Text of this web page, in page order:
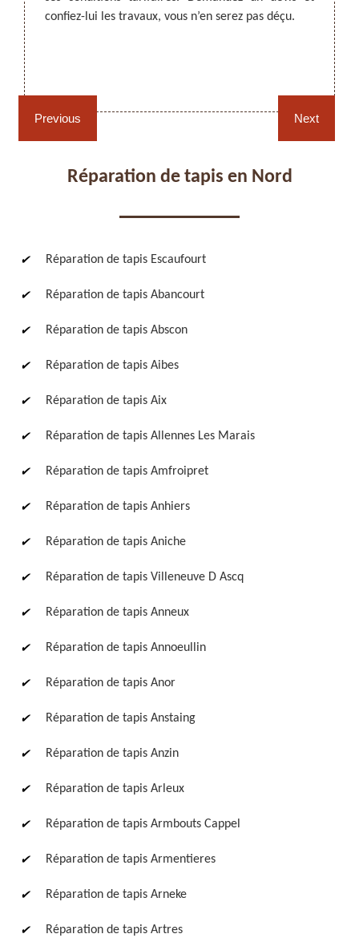
chaises et sièges 59
Cannage fauteuil, chaises
et sièges 59
chaise et siège 59
Rénovation de fauteuil,
Nettoyage de fauteuil,
chaise et siège 59
Previous
un
une
de
confiez-lui les travaux, vous n’en serez pas déçu.
plus
Next
Réparation de tapis en Nord
Réparation de tapis Escaufourt
Réparation de tapis Abancourt
Réparation de tapis Abscon
Réparation de tapis Aibes
Réparation de tapis Aix
Réparation de tapis Allennes Les Marais
Réparation de tapis Amfroipret
Réparation de tapis Anhiers
Réparation de tapis Aniche
Réparation de tapis Villeneuve D Ascq
Réparation de tapis Anneux
Réparation de tapis Annoeullin
Réparation de tapis Anor
Réparation de tapis Anstaing
Réparation de tapis Anzin
Réparation de tapis Arleux
Réparation de tapis Armbouts Cappel
Réparation de tapis Armentieres
Réparation de tapis Arneke
Réparation de tapis Artres